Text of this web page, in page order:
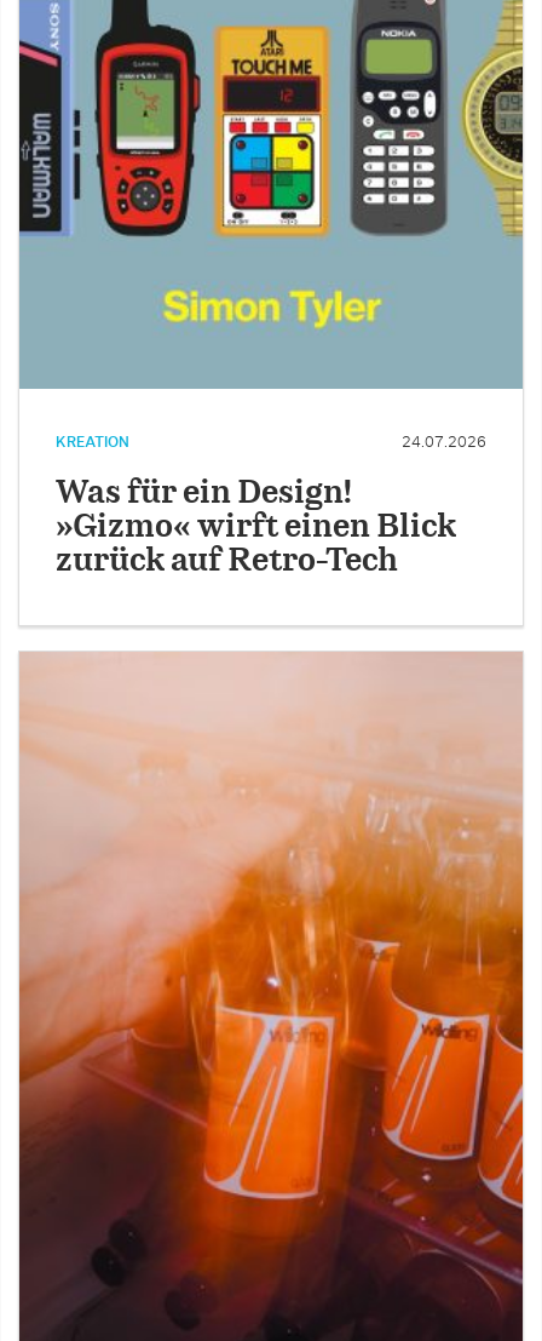
KREATION 24.07.2026
Was für ein Design!
»Gizmo« wirft einen Blick
zurück auf Retro-Tech